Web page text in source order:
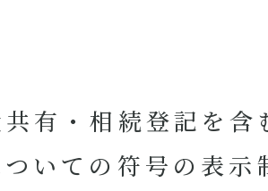
有・相続登記を
いての符号の表示